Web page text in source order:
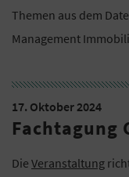
Themen aus dem
Management
17. Oktober 2024
Fachtagung
Die Veranstaltung